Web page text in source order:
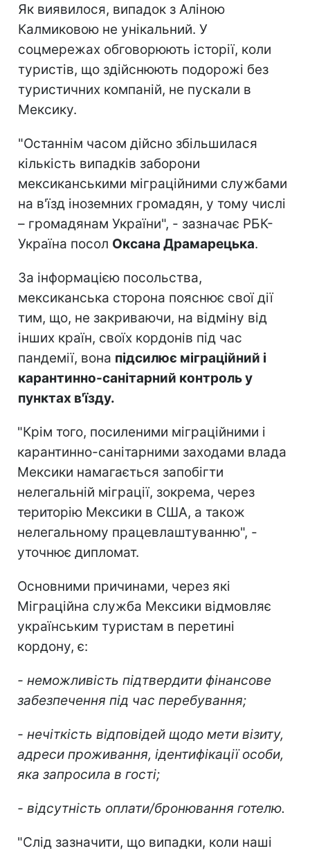
Як виявилося, випадок з Аліною
Калмиковою не унікальний. У
соцмережах обговорюють історії, коли
туристів, що здійснюють подорожі без
туристичних компаній, не пускали в
Мексику.
"Останнім часом дійсно збільшилася
кількість випадків заборони
мексиканськими міграційними службами
на в'їзд іноземних громадян, у тому числі
– громадянам України", - зазначає РБК-
Україна посол Оксана Драмарецька.
За інформацією посольства,
мексиканська сторона пояснює свої дії
тим, що, не закриваючи, на відміну від
інших країн, своїх кордонів під час
пандемії, вона підсилює міграційний і
карантинно-санітарний контроль у
пунктах в'їзду.
"Крім того, посиленими міграційними і
карантинно-санітарними заходами влада
Мексики намагається запобігти
нелегальній міграції, зокрема, через
територію Мексики в США, а також
нелегальному працевлаштуванню", -
уточнює дипломат.
Основними причинами, через які
Міграційна служба Мексики відмовляє
українським туристам в перетині
кордону, є:
- неможливість підтвердити фінансове
забезпечення під час перебування;
- нечіткість відповідей щодо мети візиту,
адреси проживання, ідентифікації особи,
яка запросила в гості;
- відсутність оплати/бронювання готелю.
"Слід зазначити, що випадки, коли наші